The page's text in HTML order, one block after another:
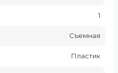
1
Съемная
Пластик